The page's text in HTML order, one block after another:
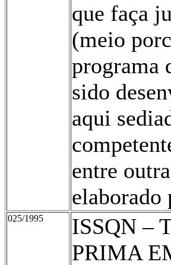
que faça
(meio
programa
sido
aqui
entre
elaborado
025/1995
ISSQN –
PRIMA